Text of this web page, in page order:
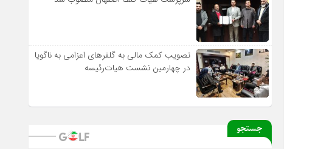
تصویب کمک مالی به گلفرهای اعزامی به ناگویا
در چهارمین نشست هیات‌رئیسه
جستجو